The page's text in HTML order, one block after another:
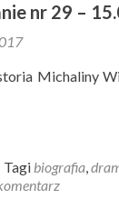
nr 29 –
Michaliny
Tagi biografia,